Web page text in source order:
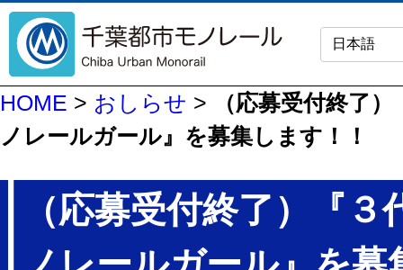
HOME > おしらせ >
（応募受付終了
ノレールガール』を募集します！！
（応募受付終了）『３